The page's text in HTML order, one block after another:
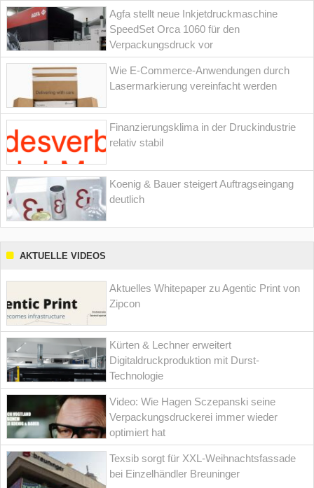
Agfa stellt neue Inkjetdruckmaschine
SpeedSet Orca 1060 für den
Verpackungsdruck vor
Wie E-Commerce-Anwendungen durch
Lasermarkierung vereinfacht werden
Finanzierungsklima in der Druckindustrie
relativ stabil
Koenig & Bauer steigert Auftragseingang
deutlich
AKTUELLE VIDEOS
Aktuelles Whitepaper zu Agentic Print von
Zipcon
Kürten & Lechner erweitert
Digitaldruckproduktion mit Durst-
Technologie
Video: Wie Hagen Sczepanski seine
Verpackungsdruckerei immer wieder
optimiert hat
Texsib sorgt für XXL-Weihnachtsfassade
bei Einzelhändler Breuninger